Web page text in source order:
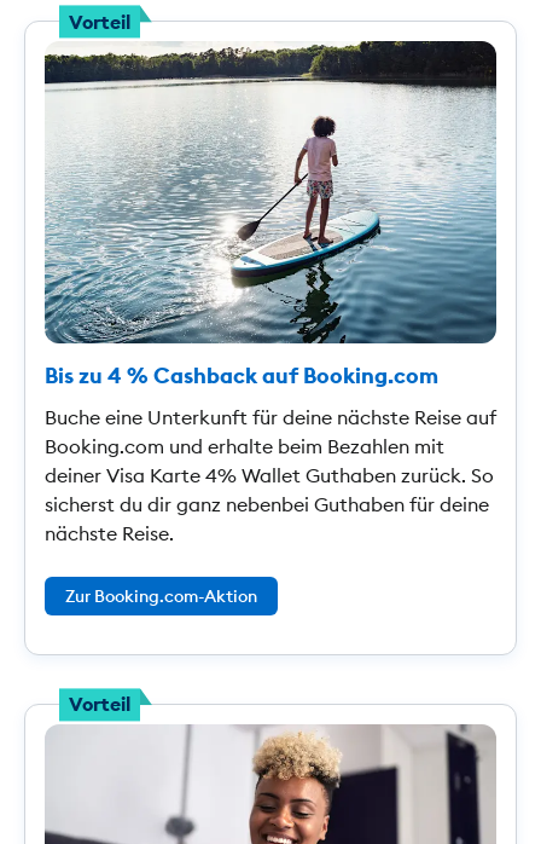
Vorteil
Bis zu 4 % Cashback auf Booking.com
Buche eine Unterkunft für deine nächste Reise auf
Booking.com und erhalte beim Bezahlen mit
deiner Visa Karte 4% Wallet Guthaben zurück. So
sicherst du dir ganz nebenbei Guthaben für deine
nächste Reise.
Zur Booking.com-Aktion
Vorteil